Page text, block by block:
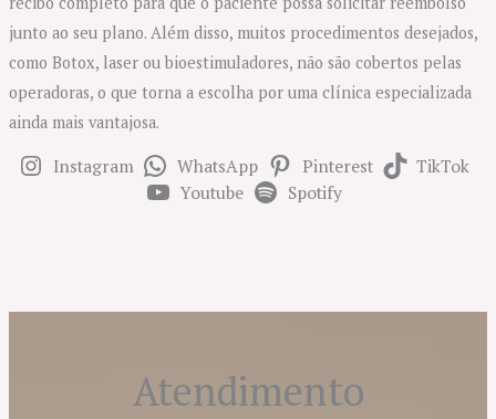
junto ao seu plano. Além disso, muitos procedimentos desejados,
como Botox, laser ou bioestimuladores, não são cobertos pelas
operadoras, o que torna a escolha por uma clínica especializada
ainda mais vantajosa.
Instagram WhatsApp Pinterest
TikTok
Youtube
Spotify
Atendimento